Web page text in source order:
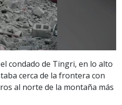
condado de Tingri, en lo alto
cerca de la frontera con
al norte de la montaña más